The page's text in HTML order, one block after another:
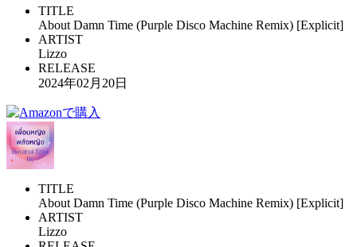
TITLE
About Damn Time (Purple Disco Machine Remix) [Explicit]
ARTIST
Lizzo
RELEASE
2024年02月20日
TITLE
About Damn Time (Purple Disco Machine Remix) [Explicit]
ARTIST
Lizzo